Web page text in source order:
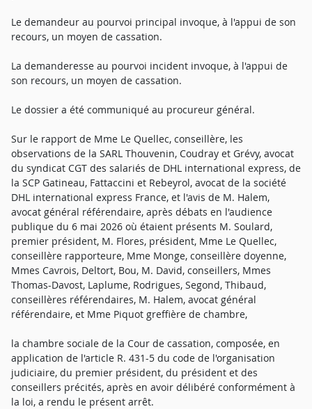
Le demandeur au pourvoi principal invoque, à l'appui de son
recours, un moyen de cassation.
La demanderesse au pourvoi incident invoque, à l'appui de
son recours, un moyen de cassation.
Le dossier a été communiqué au procureur général.
Sur le rapport de Mme Le Quellec, conseillère, les
observations de la SARL Thouvenin, Coudray et Grévy, avocat
du syndicat CGT des salariés de DHL international express, de
la SCP Gatineau, Fattaccini et Rebeyrol, avocat de la société
DHL international express France, et l'avis de M. Halem,
avocat général référendaire, après débats en l'audience
publique du 6 mai 2026 où étaient présents M. Soulard,
premier président, M. Flores, président, Mme Le Quellec,
conseillère rapporteure, Mme Monge, conseillère doyenne,
Mmes Cavrois, Deltort, Bou, M. David, conseillers, Mmes
Thomas-Davost, Laplume, Rodrigues, Segond, Thibaud,
conseillères référendaires, M. Halem, avocat général
référendaire, et Mme Piquot greffière de chambre,
la chambre sociale de la Cour de cassation, composée, en
application de l'article R. 431-5 du code de l'organisation
judiciaire, du premier président, du président et des
conseillers précités, après en avoir délibéré conformément à
la loi, a rendu le présent arrêt.